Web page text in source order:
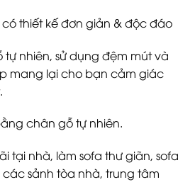
có thiết kế đơn giản & độc đáo
tự nhiên, sử dụng đệm mút và
mang lại cho bạn cảm giác
chân gỗ tự nhiên.
tại nhà, làm sofa thư giãn, sofa
sảnh tòa nhà, trung tâm